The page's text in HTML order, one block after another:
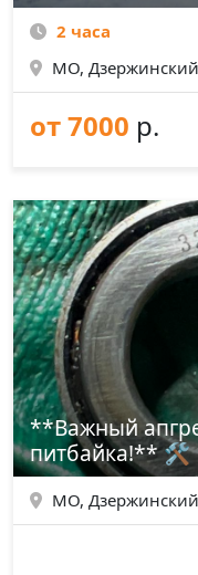
2 часа
МО,
от 7000 р.
**Важный
питбайка!** 🛠️
МО,